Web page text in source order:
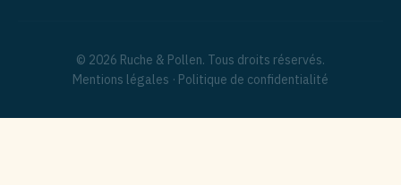
© 2026 Ruche & Pollen. Tous droits réservés.
Mentions légales · Politique de confidentialité